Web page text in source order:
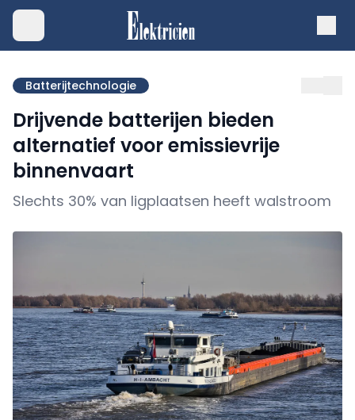
Batterijtechnologie
Drijvende batterijen bieden
alternatief voor emissievrije
binnenvaart
Slechts 30% van ligplaatsen heeft walstroom